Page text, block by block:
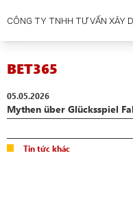
CÔNG TY TNHH TƯ VẤN XÂY
BET365
05.05.2026
Mythen über Glücksspiel
Tin tức khác